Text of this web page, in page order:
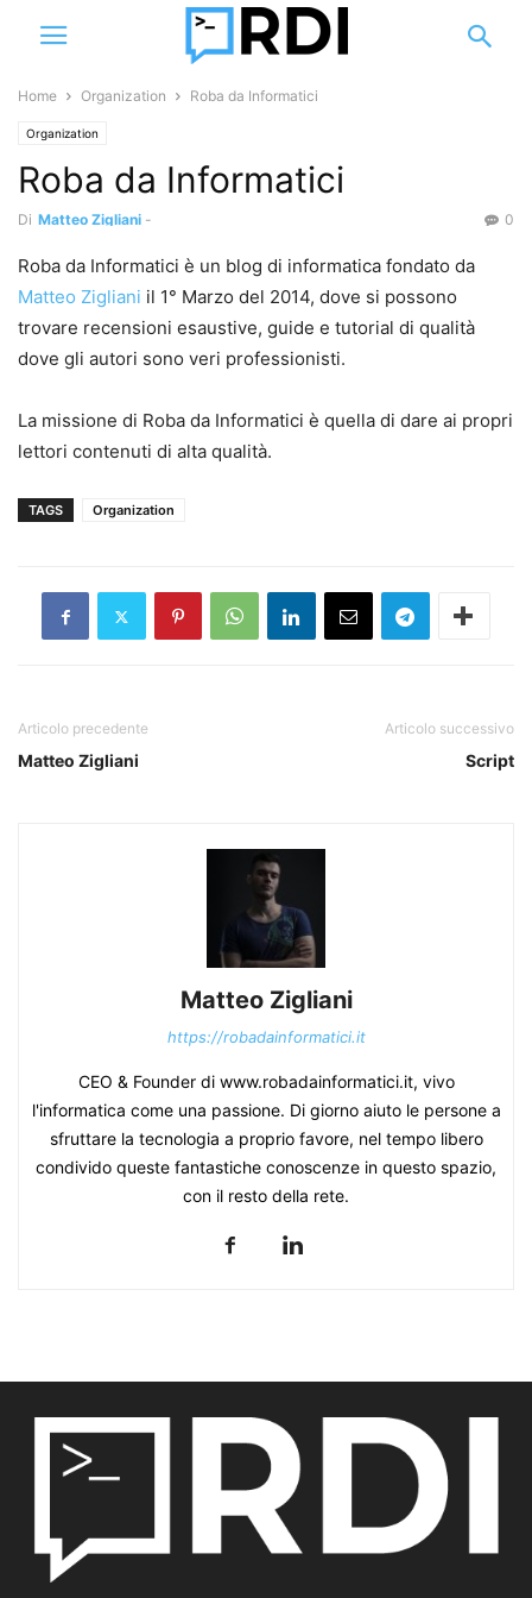
Home Organization Roba da Informatici
Organization
Roba da Informatici
Di Matteo Zigliani - 0
Roba da Informatici è un blog di informatica fondato da
Matteo Zigliani il 1° Marzo del 2014, dove si possono
trovare recensioni esaustive, guide e tutorial di qualità
dove gli autori sono veri professionisti.
La missione di Roba da Informatici è quella di dare ai propri
lettori contenuti di alta qualità.
TAGS Organization
Articolo precedente
Matteo Zigliani
Articolo successivo
Script
Matteo Zigliani
https://robadainformatici.it
CEO & Founder di www.robadainformatici.it, vivo
l'informatica come una passione. Di giorno aiuto le persone a
sfruttare la tecnologia a proprio favore, nel tempo libero
condivido queste fantastiche conoscenze in questo spazio,
con il resto della rete.